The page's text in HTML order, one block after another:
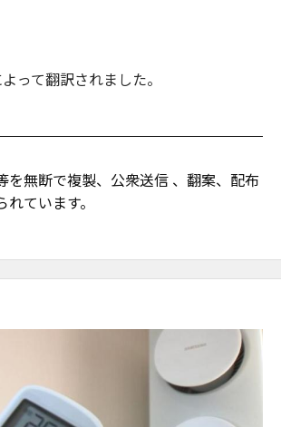
って翻訳されました。
を無断で複製、公衆送信 、翻案、配布
ています。